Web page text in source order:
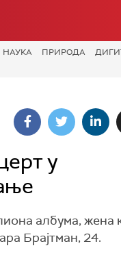
НАУКА ПРИРОДА
у
албума, жена
Брајтман, 24.